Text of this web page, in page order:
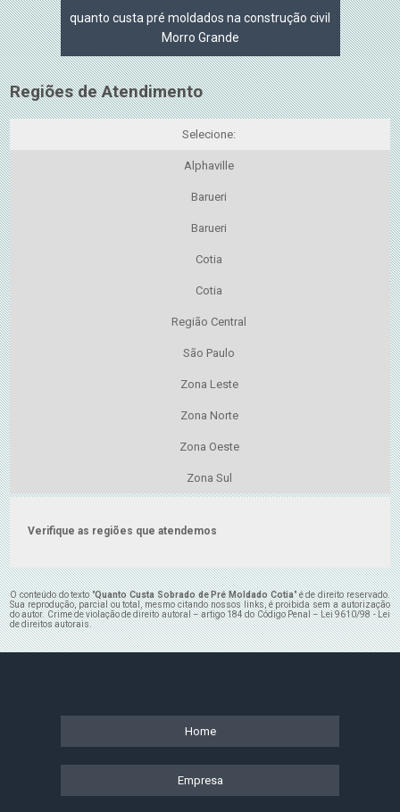
quanto custa pré moldados na construção civil
Morro Grande
Regiões de Atendimento
Selecione:
Alphaville
Barueri
Barueri
Cotia
Cotia
Região Central
São Paulo
Zona Leste
Zona Norte
Zona Oeste
Zona Sul
Verifique as regiões que atendemos
O conteúdo do texto "Quanto Custa Sobrado de Pré Moldado Cotia" é de direito reservado.
Sua reprodução, parcial ou total, mesmo citando nossos links, é proibida sem a autorização
do autor. Crime de violação de direito autoral – artigo 184 do Código Penal –Lei 9610/98 - Lei
de direitos autorais.
Home
Empresa